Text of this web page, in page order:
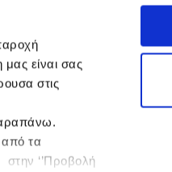
είναι σας
στις
από τα
στην ‘’Προβολή